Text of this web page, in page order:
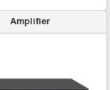
Amplifier